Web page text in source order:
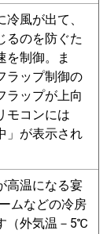
P63L7SGB
PA-
PA-
PA-
風が出て、
るのを防ぐた
を制御。ま
ラップ制御の
ラップが上向
モコンには
」が表示され
高温になる宴
ムなどの冷房
（外気温－5℃